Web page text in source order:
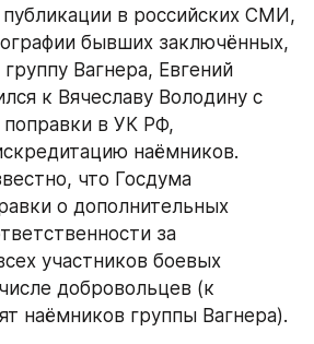
в российских СМИ,
бывших заключённых,
Вагнера, Евгений
к Вячеславу Володину с
поправки в УК РФ,
наёмников.
о дополнительных
за
участников боевых
добровольцев (к
наёмников группы Вагнера).